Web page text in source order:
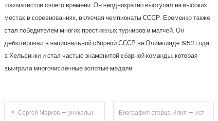
шахматистов своего времени. Он неоднократно выступал на высоких
местах в соревнованиях, включая чемпионаты СССР. Еременко также
стал победителем многих престижных турниров и матчей. Он
дебютировал в национальной сборной СССР на Олимпиаде 1952 года
в Хельсинки и стал частью знаменитой сборной команды, которая
выиграла многочисленные золотые медали.
Навигация
Сергей Марков — уникальная биография и выдающиеся достижения в политологии, которые заставляют восхищаться Биография старца Илия — история жизни и пути подвижничества этого выдающегося духовного наставника